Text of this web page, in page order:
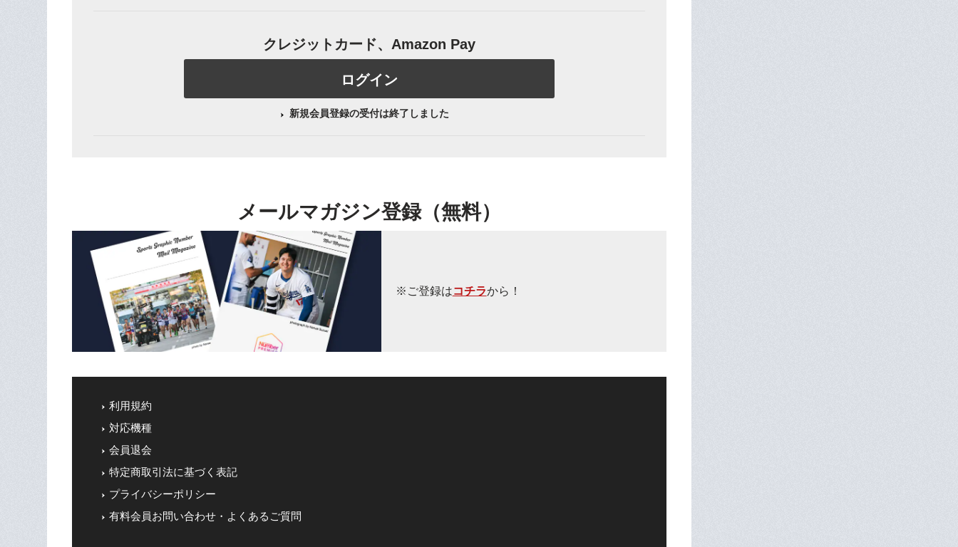
クレジットカード、Amazon Pay
ログイン
新規会員登録の受付は終了しました
メールマガジン登録（無料）
※ご登録はコチラから！
利用規約
対応機種
会員退会
特定商取引法に基づく表記
プライバシーポリシー
有料会員お問い合わせ・よくあるご質問